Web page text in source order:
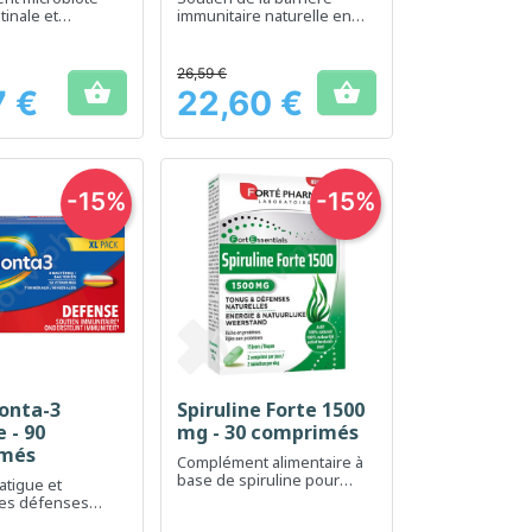
et
€ 
immunitaire naturelle en
Prix
26,59 €
22,60 € 
rapide
3
- 90
et
défenses
-15%
Aperçu rapide
Spiruline Forte 1500
mg - 30 comprimés
Complément alimentaire à
base de spiruline pour
-15%